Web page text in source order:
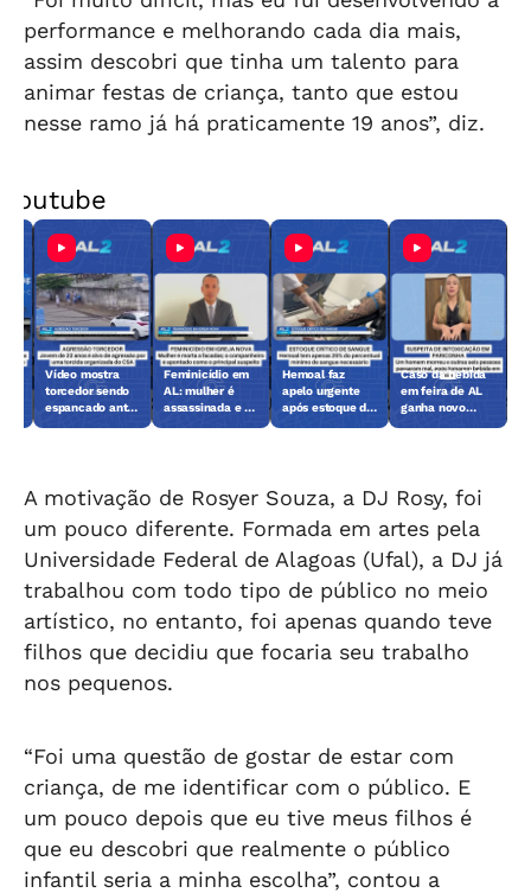
performance e melhorando cada dia mais,
assim descobri que tinha um talento para
animar festas de criança, tanto que estou
nesse ramo já há praticamente 19 anos”, diz.
Vídeo mostra
torcedor sendo
espancado antes
Feminicídio em
AL: mulher é
assassinada e ex
Hemoal faz
apelo urgente
após estoque de
Caso da bebida
em feira de AL
ganha novo
A motivação de Rosyer Souza, a DJ Rosy, foi
um pouco diferente. Formada em artes pela
Universidade Federal de Alagoas (Ufal), a DJ já
trabalhou com todo tipo de público no meio
artístico, no entanto, foi apenas quando teve
filhos que decidiu que focaria seu trabalho
nos pequenos.
“Foi uma questão de gostar de estar com
criança, de me identificar com o público. E
um pouco depois que eu tive meus filhos é
que eu descobri que realmente o público
infantil seria a minha escolha”, contou a